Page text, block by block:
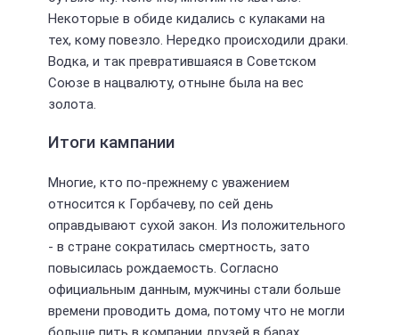
Некоторые в обиде кидались с кулаками на
тех, кому повезло. Нередко происходили драки.
Водка, и так превратившаяся в Советском
Союзе в нацвалюту, отныне была на вес
золота.
Итоги кампании
Многие, кто по-прежнему с уважением
относится к Горбачеву, по сей день
оправдывают сухой закон. Из положительного
- в стране сократилась смертность, зато
повысилась рождаемость. Согласно
официальным данным, мужчины стали больше
времени проводить дома, потому что не могли